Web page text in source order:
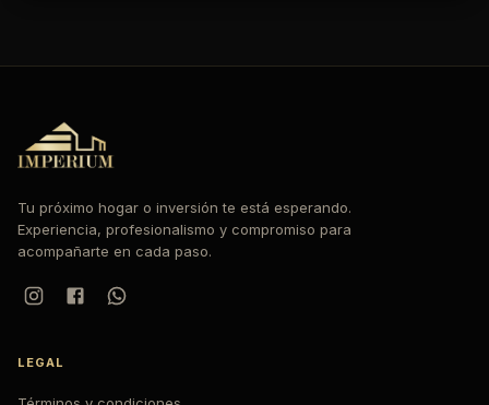
Tu próximo hogar o inversión te está esperando.
Experiencia, profesionalismo y compromiso para
acompañarte en cada paso.
LEGAL